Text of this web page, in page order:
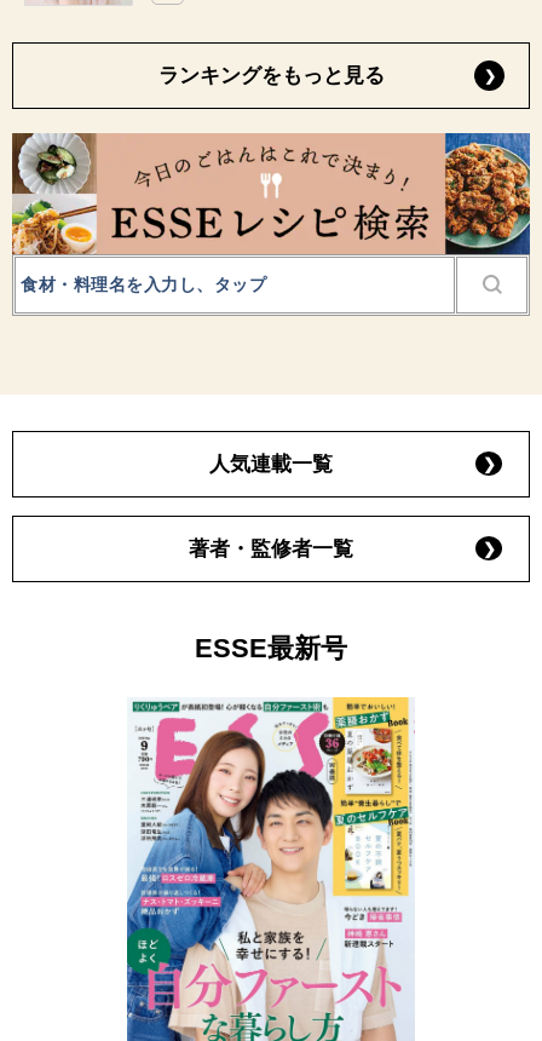
ランキングをもっと見る
人気連載一覧
著者・監修者一覧
ESSE最新号